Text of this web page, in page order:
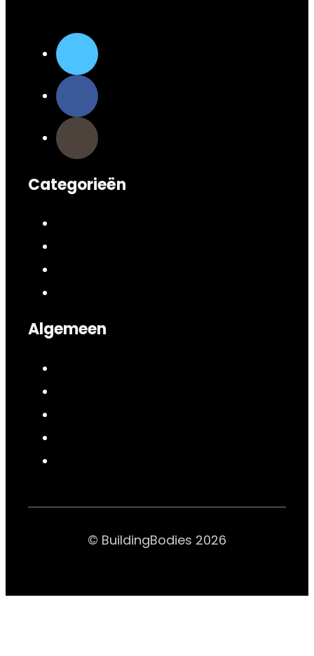
Categorieën
Algemeen
© BuildingBodies 2026